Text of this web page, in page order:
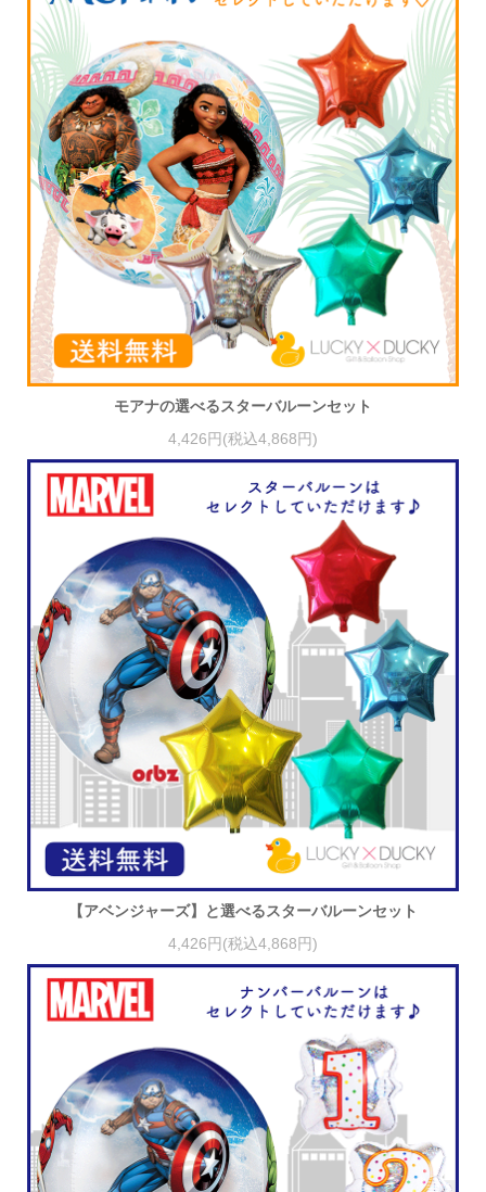
モアナの選べるスターバルーンセット
4,426円(税込4,868円)
【アベンジャーズ】と選べるスターバルーンセット
4,426円(税込4,868円)